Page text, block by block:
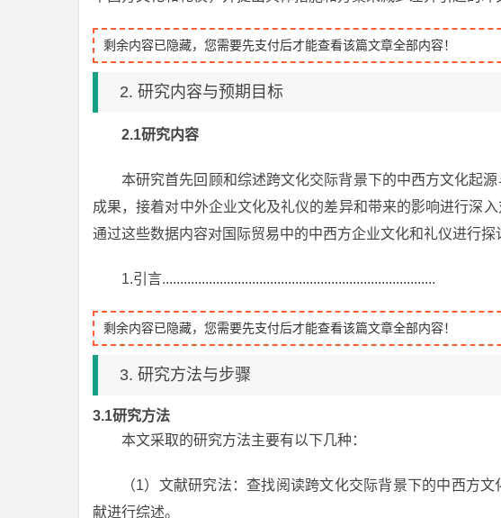
剩余内容已隐藏，您需要先支付后才能查看该篇文章全部内容！
2. 研究内容与预期目标
2.1研究内容
本研究首先回顾和综述跨文化交际背景下的中西方文化起
成果，接着对中外企业文化及礼仪的差异和带来的影响进行深
通过这些数据内容对国际贸易中的中西方企业文化和礼仪进行探
1.引言............................................................................
剩余内容已隐藏，您需要先支付后才能查看该篇文章全部内容！
3. 研究方法与步骤
3.1研究方法
本文采取的研究方法主要有以下几种：
（1）文献研究法：查找阅读跨文化交际背景下的中西方
献进行综述。